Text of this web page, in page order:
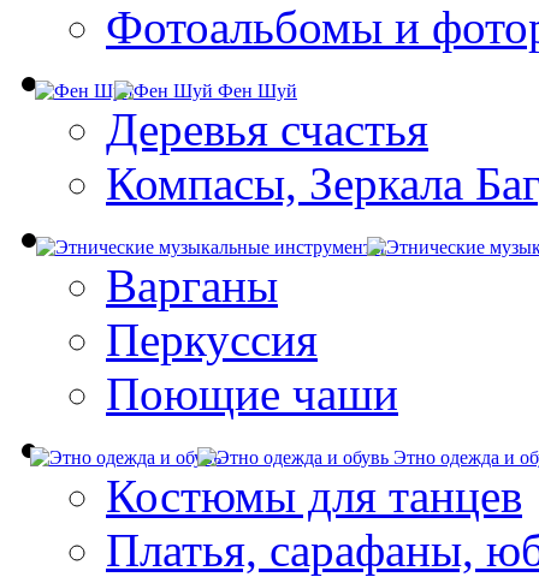
Фотоальбомы и
Фен Шуй
Деревья счастья
Компасы, Зеркала
Варганы
Перкуссия
Поющие чаши
Этно одежда и
Костюмы для танцев
Платья, сарафаны,